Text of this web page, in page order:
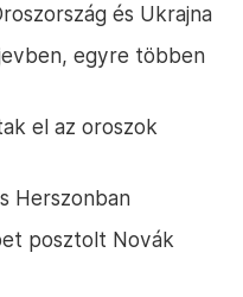
és Ukrajna
egyre többen
el az oroszok
Herszonban
posztolt Novák